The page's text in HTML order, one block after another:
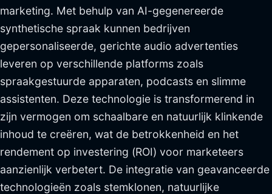
marketing. Met behulp van AI-gegenereerde
synthetische spraak kunnen bedrijven
gepersonaliseerde, gerichte audio advertenties
leveren op verschillende platforms zoals
spraakgestuurde apparaten, podcasts en slimme
assistenten. Deze technologie is transformerend in
zijn vermogen om schaalbare en natuurlijk klinkende
inhoud te creëren, wat de betrokkenheid en het
rendement op investering (ROI) voor marketeers
aanzienlijk verbetert. De integratie van geavanceerde
technologieën zoals stemklonen, natuurlijke